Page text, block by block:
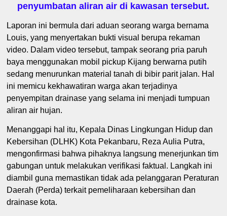
penyumbatan aliran air di kawasan tersebut.
Laporan ini bermula dari aduan seorang warga bernama
Louis, yang menyertakan bukti visual berupa rekaman
video. Dalam video tersebut, tampak seorang pria paruh
baya menggunakan mobil pickup Kijang berwarna putih
sedang menurunkan material tanah di bibir parit jalan. Hal
ini memicu kekhawatiran warga akan terjadinya
penyempitan drainase yang selama ini menjadi tumpuan
aliran air hujan.
Menanggapi hal itu, Kepala Dinas Lingkungan Hidup dan
Kebersihan (DLHK) Kota Pekanbaru, Reza Aulia Putra,
mengonfirmasi bahwa pihaknya langsung menerjunkan tim
gabungan untuk melakukan verifikasi faktual. Langkah ini
diambil guna memastikan tidak ada pelanggaran Peraturan
Daerah (Perda) terkait pemeliharaan kebersihan dan
drainase kota.